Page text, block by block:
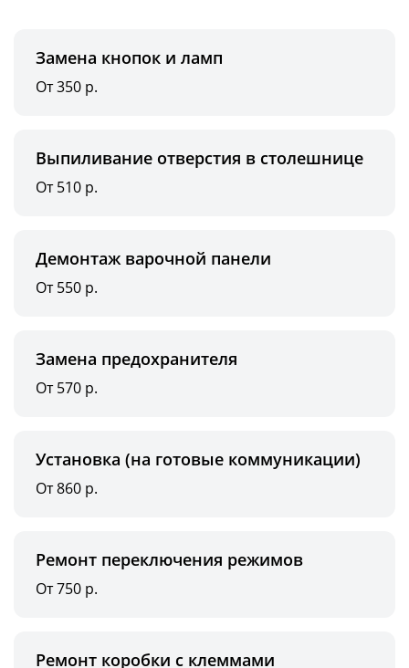
Замена кнопок и ламп
От 350 р.
Выпиливание отверстия в столешнице
От 510 р.
Демонтаж варочной панели
От 550 р.
Замена предохранителя
От 570 р.
Установка (на готовые коммуникации)
От 860 р.
Ремонт переключения режимов
От 750 р.
Ремонт коробки с клеммами